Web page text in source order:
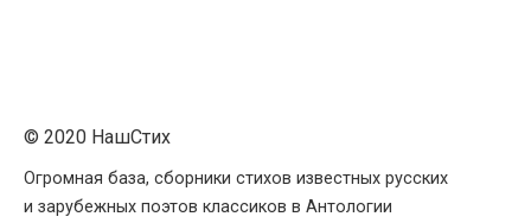
© 2020 НашСтих
Огромная база, сборники стихов известных русских
и зарубежных поэтов классиков в Антологии